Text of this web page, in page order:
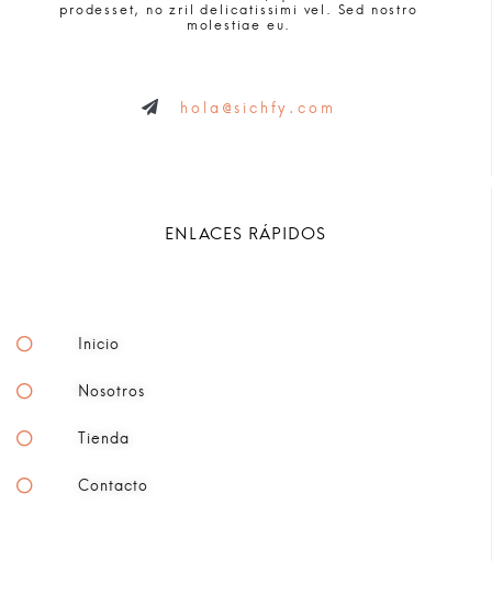
prodesset, no zril delicatissimi vel. Sed nostro
molestiae eu.
hola@sichfy.com
ENLACES RÁPIDOS
Inicio
Nosotros
Tienda
Contacto